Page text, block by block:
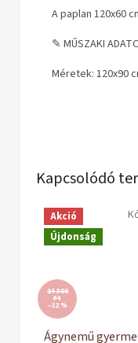
Kapcsolódó
Akció
Újdonság
14 300
Ft
–12 %
Ágynemű
A paplan 120x60
✎ MŰSZAKI
Méretek: 120x90